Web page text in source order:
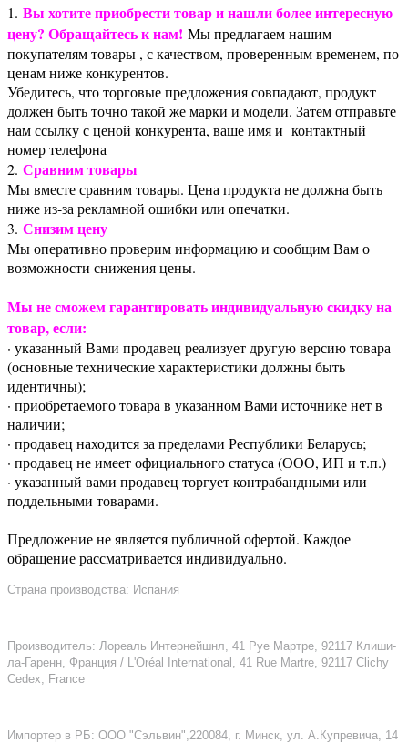
1. Вы хотите приобрести товар и нашли более интересную
цену? Обращайтесь к нам! Мы предлагаем нашим
покупателям товары , с качеством, проверенным временем, по
ценам ниже конкурентов.
Убедитесь, что торговые предложения совпадают, продукт
должен быть точно такой же марки и модели. Затем отправьте
нам ссылку с ценой конкурента, ваше имя и контактный
номер телефона
2. Сравним товары
Мы вместе сравним товары. Цена продукта не должна быть
ниже из-за рекламной ошибки или опечатки.
3. Снизим цену
Мы оперативно проверим информацию и сообщим Вам о
возможности снижения цены.
Мы не сможем гарантировать индивидуальную скидку на
товар, если:
· указанный Вами продавец реализует другую версию товара
(основные технические характеристики должны быть
идентичны);
· приобретаемого товара в указанном Вами источнике нет в
наличии;
· продавец находится за пределами Республики Беларусь;
· продавец не имеет официального статуса (ООО, ИП и т.п.)
· указанный вами продавец торгует контрабандными или
поддельными товарами.
Предложение не является публичной офертой. Каждое
обращение рассматривается индивидуально.
Страна производства: Испания
Производитель: Лореаль Интернейшнл, 41 Руе Мартре, 92117 Клиши-
ла-Гаренн, Франция / L'Oréal International, 41 Rue Martre, 92117 Clichy
Cedex, France
Импортер в РБ: ООО "Сэльвин",220084, г. Минск, ул. А.Купревича, 14